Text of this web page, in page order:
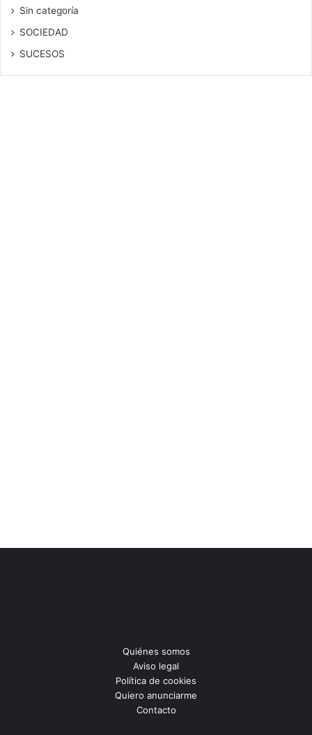
Sin categoría
SOCIEDAD
SUCESOS
Quiénes somos
Aviso legal
Política de cookies
Quiero anunciarme
Contacto